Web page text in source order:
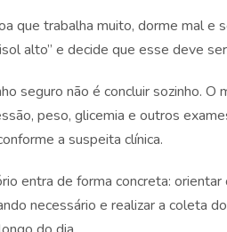
que trabalha muito, dorme mal e
alto” e decide que esse deve
seguro não é concluir sozinho.
peso, glicemia e outros
a suspeita clínica.
entra de forma concreta:
necessário e realizar a coleta